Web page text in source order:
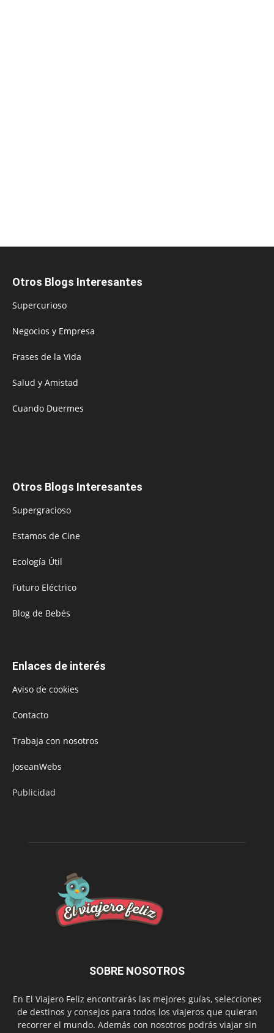
Otros Blogs Interesantes
Supercurioso
Negocios y Empresa
Frases de la Vida
Salud y Amistad
Cuando Duermes
Otros Blogs Interesantes
Supergracioso
Estamos de Cine
Ecología Útil
Futuro Eléctrico
Blog de Bebés
Enlaces de interés
Aviso de cookies
Contacto
Trabaja con nosotros
JoseanWebs
Publicidad
SOBRE NOSOTROS
En El Viajero Feliz encontrarás las mejores guías, selecciones
de destinos y consejos para todos los viajeros que quieran
recorrer el mundo. Además con nosotros podrás viajar sin